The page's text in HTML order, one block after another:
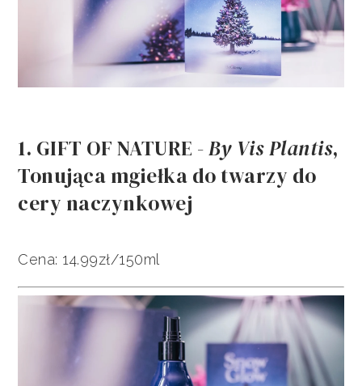
1. GIFT OF NATURE -By Vis Plantis,
Tonująca mgiełka do twarzy do
cery naczynkowej
Cena: 14.99zł/150ml